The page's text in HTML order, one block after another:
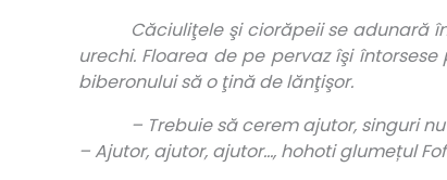
Căciuliţele şi ciorăpeii se adunară
urechi. Floarea de pe pervaz îşi
biberonului să o ţină de lănţişor.
– Trebuie să cerem ajutor, singuri
– Ajutor, ajutor, ajutor…, hohoti glumețul